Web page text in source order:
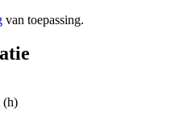
van toepassing.
(h)